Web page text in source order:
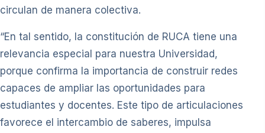
circulan de manera colectiva.
“En tal sentido, la constitución de RUCA tiene una
relevancia especial para nuestra Universidad,
porque confirma la importancia de construir redes
capaces de ampliar las oportunidades para
estudiantes y docentes. Este tipo de articulaciones
favorece el intercambio de saberes, impulsa